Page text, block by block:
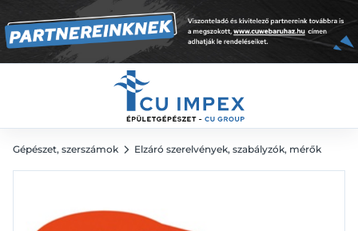
Gépészet, szerszámok Elzáró szerelvények, szabályzók, mérők
67 857 Ft
94 246 Ft